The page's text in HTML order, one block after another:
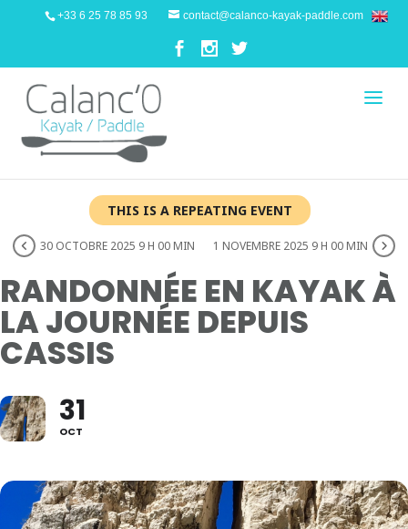
+33 6 25 78 85 93 contact@calanco-kayak-paddle.com
THIS IS A REPEATING EVENT
30 OCTOBRE 2025 9 H 00 MIN 1 NOVEMBRE 2025 9 H 00 MIN
RANDONNÉE EN KAYAK À
LA JOURNÉE DEPUIS
CASSIS
31
OCT